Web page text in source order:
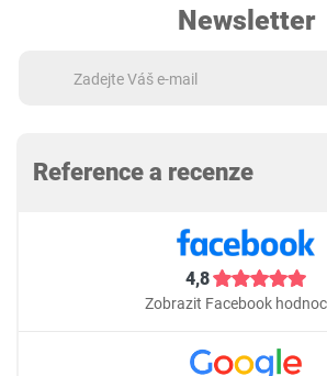
Newsletter
Reference a recenze
4,8
Zobrazit Facebook